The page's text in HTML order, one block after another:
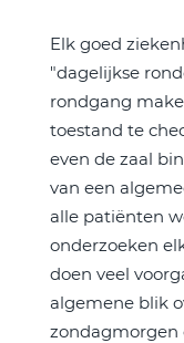
Elk goed
"dagelijkse
rondgang
toestand te
even de zaal
van een
alle patiënten
onderzoeken
doen veel
algemene blik
zondagmorgen